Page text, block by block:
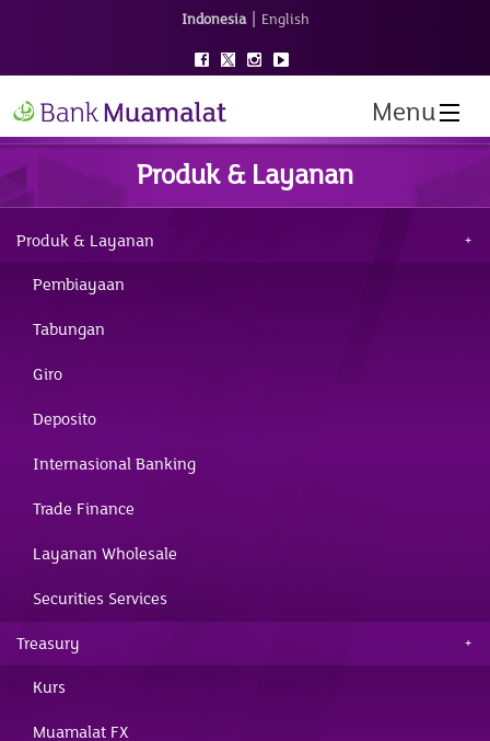
Indonesia | English
Menu
Produk & Layanan
Produk & Layanan
Pembiayaan
Tabungan
Giro
Deposito
Internasional Banking
Trade Finance
Layanan Wholesale
Securities Services
Treasury
Kurs
Muamalat FX